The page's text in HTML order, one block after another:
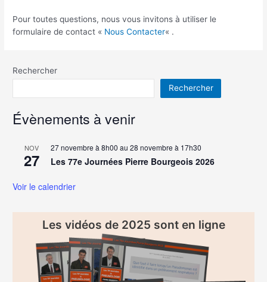
Pour toutes questions, nous vous invitons à utiliser le
formulaire de contact « Nous Contacter« .
Rechercher
Rechercher
Évènements à venir
NOV
27
27 novembre à 8h00 au28 novembre à 17h30
Les 77e Journées Pierre Bourgeois 2026
Voir le calendrier
Les vidéos de 2025 sont en ligne